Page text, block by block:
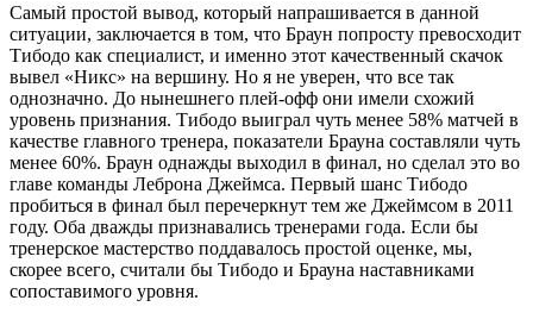
Самый простой вывод, который напрашивается в данной
ситуации, заключается в том, что Браун попросту превосходит
Тибодо как специалист, и именно этот качественный скачок
вывел «Никс» на вершину. Но я не уверен, что все так
однозначно. До нынешнего плей-офф они имели схожий
уровень признания. Тибодо выиграл чуть менее 58% матчей в
качестве главного тренера, показатели Брауна составляли чуть
менее 60%. Браун однажды выходил в финал, но сделал это во
главе команды Леброна Джеймса. Первый шанс Тибодо
пробиться в финал был перечеркнут тем же Джеймсом в 2011
году. Оба дважды признавались тренерами года. Если бы
тренерское мастерство поддавалось простой оценке, мы,
скорее всего, считали бы Тибодо и Брауна наставниками
сопоставимого уровня.